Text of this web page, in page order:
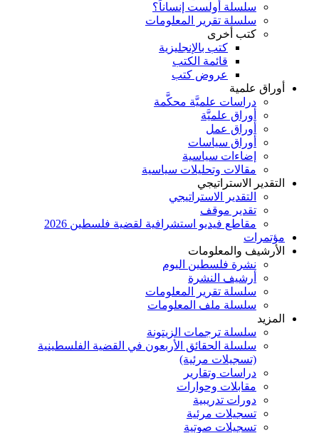
سلسلة أولست إنساناً؟
سلسلة تقرير المعلومات
كتب أخرى
كتب بالإنجليزية
قائمة الكتب
عروض كتب
أوراق علمية
دراسات علميَّة محكَّمة
أوراق علميَّة
أوراق عمل
أوراق سياسات
إضاءات سياسية
مقالات وتحليلات سياسية
التقدير الاستراتيجي
التقدير الاستراتيجي
تقدير موقف
مقاطع فيديو استشرافية لقضية فلسطين 2026
مؤتمرات
الأرشيف والمعلومات
نشرة فلسطين اليوم
أرشيف النشرة
سلسلة تقرير المعلومات
سلسلة ملف المعلومات
المزيد
سلسلة ترجمات الزيتونة
سلسلة الحقائق الأربعون في القضية الفلسطينية
(تسجيلات مرئية)
دراسات وتقارير
مقابلات وحوارات
دورات تدريبية
تسجيلات مرئية
تسجيلات صوتية